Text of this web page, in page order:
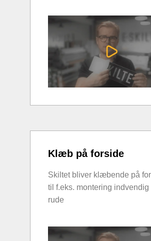
Klæb på forside
Skiltet bliver klæbende på
til f.eks. montering indvendig
rude